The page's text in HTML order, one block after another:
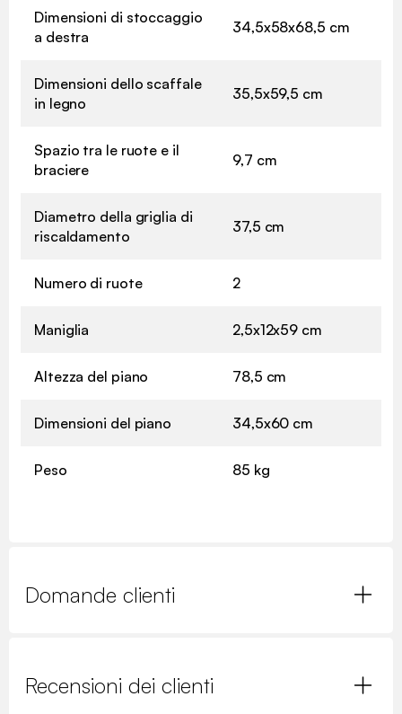
Dimensioni di stoccaggio
a destra
34,5x58x68,5 cm
Dimensioni dello scaffale
in legno
35,5x59,5 cm
Spazio tra le ruote e il
braciere
9,7 cm
Diametro della griglia di
riscaldamento
37,5 cm
Numero di ruote 2
Maniglia 2,5x12x59 cm
Altezza del piano 78,5 cm
Dimensioni del piano 34,5x60 cm
Peso 85 kg
Domande clienti
Recensioni dei clienti